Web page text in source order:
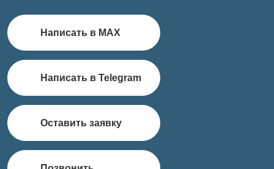
Написать в MAX
Написать в Telegram
Оставить заявку